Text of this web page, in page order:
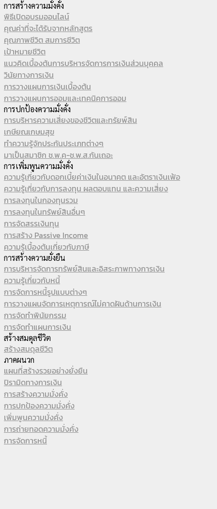
การสร้างความมั่งคั่ง
พิธีเปิดอบรมออนไลน์
คุณค่าที่จะได้รับจากหลักสูตร
คุณภาพชีวิต สมการชีวิต
เป้าหมายชีวิต
แนวคิดเบื้องต้นการบริหารจัดการการเงินส่วนบุคคล
วินัยทางการเงิน
การวางแผนการเงินเบื้องต้น
การวางแผนการออมและเทคนิคการออม
การปกป้องความมั่งคั่ง
การบริหารความเสี่ยงของชีวิตและทรัยพ์สิน
เกษียณเกษมสุข
ทำความรู้จักประกันประเภทต่างๆ
มาเป็นสมาชิก ช.พ.ค-ช.พ.ส.กันเถอะ
การเพิ่มพูนความมั่งคั่ง
ความรู้เกี่ยวกับดอกเบี้ยค่าเงินในอนาคต และอัตราเงินเฟ้อ
ความรู้เกี่ยวกับการลงทุน ผลตอบแทน และความเสี่ยง
การลงทุนในกองทุนรวม
การลงทุนในทรัพย์สินอื่นๆ
การจัดสรรเงินทุน
การสร้าง Passive Income
ความรู้เบื้องต้นเกี่ยวกับภาษี
การสร้างความยั่งยืน
การบริหารจัดการทรัพย์สินและอิสระภาพทางการเงิน
ความรู้เกี่ยวกับหนี้
การจัดการหนี้รูปแบบต่างๆ
การวางแผนจัดการเหตุการณ์ไม่คาดฝันด้านการเงิน
การจัดทำพินัยกรรม
การจัดทำแผนการเงิน
สร้างสมดุลชีวิต
สร้างสมดุลชีวิต
ภาคผนวก
แผนที่สร้างรวยอย่างยั่งยืน
ปิรามิดทางการเงิน
การสร้างความมั่งคั่ง
การปกป้องความมั่งคั่ง
เพิ่มพูนความมั่งคั่ง
การถ่ายทอดความมั่งคั่ง
การจัดการหนี้